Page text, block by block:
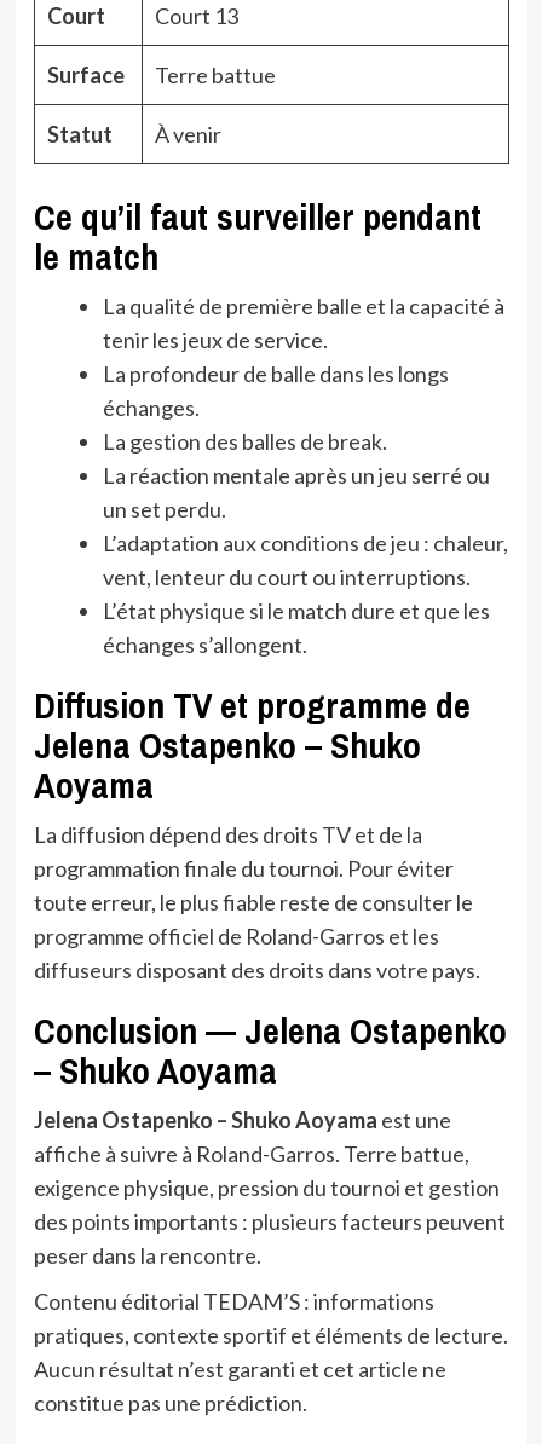
Court Court 13
Surface Terre battue
Statut À venir
Ce qu’il faut surveiller pendant
le match
La qualité de première balle et la capacité à
tenir les jeux de service.
La profondeur de balle dans les longs
échanges.
La gestion des balles de break.
La réaction mentale après un jeu serré ou
un set perdu.
L’adaptation aux conditions de jeu : chaleur,
vent, lenteur du court ou interruptions.
L’état physique si le match dure et que les
échanges s’allongent.
Diffusion TV et programme de
Jelena Ostapenko – Shuko
Aoyama
La diffusion dépend des droits TV et de la
programmation finale du tournoi. Pour éviter
toute erreur, le plus fiable reste de consulter le
programme officiel de Roland-Garros et les
diffuseurs disposant des droits dans votre pays.
Conclusion — Jelena Ostapenko
– Shuko Aoyama
Jelena Ostapenko – Shuko Aoyama est une
affiche à suivre à Roland-Garros. Terre battue,
exigence physique, pression du tournoi et gestion
des points importants : plusieurs facteurs peuvent
peser dans la rencontre.
Contenu éditorial TEDAM’S : informations
pratiques, contexte sportif et éléments de lecture.
Aucun résultat n’est garanti et cet article ne
constitue pas une prédiction.